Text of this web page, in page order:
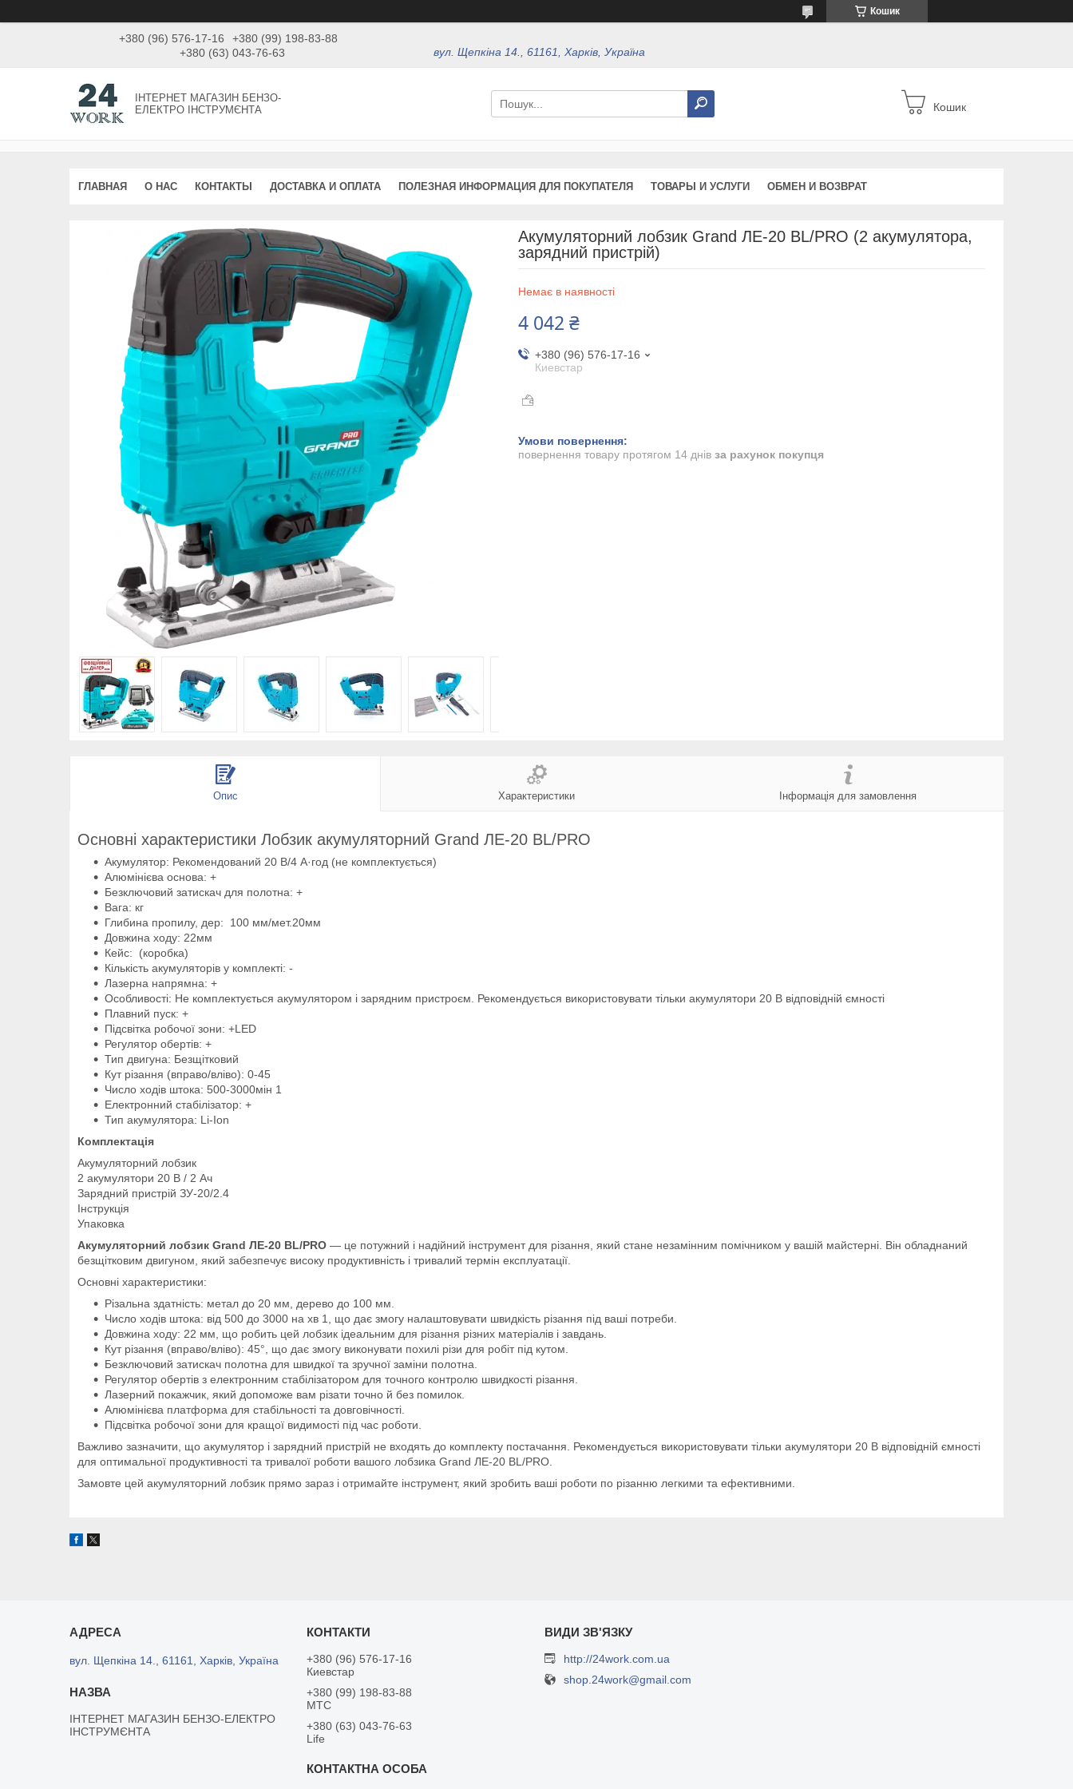
Кошик
+380 (96) 576-17-16
+380 (99) 198-83-88
+380 (63) 043-76-63
вул. Щепкіна 14., 61161, Харків, Україна
ІНТЕРНЕТ МАГАЗИН БЕНЗО-
ЕЛЕКТРО ІНСТРУМЄНТА
Кошик
ГЛАВНАЯ О НАС КОНТАКТЫ ДОСТАВКА И ОПЛАТА ПОЛЕЗНАЯ ИНФОРМАЦИЯ ДЛЯ ПОКУПАТЕЛЯ ТОВАРЫ И УСЛУГИ ОБМЕН И ВОЗВРАТ
Акумуляторний лобзик Grand ЛЕ-20 BL/PRO (2 акумулятора,
зарядний пристрій)
Немає в наявності
4 042 ₴
+380 (96) 576-17-16
Киевстар
повернення товару протягом 14 днів за рахунок покупця
Опис Характеристики Інформація для замовлення
Основні характеристики Лобзик акумуляторний Grand ЛЕ-20 BL/PRO
Акумулятор: Рекомендований 20 В/4 А·год (не комплектується)
Алюмінієва основа: +
Безключовий затискач для полотна: +
Вага: кг
Глибина пропилу, дер: 100 мм/мет.20мм
Довжина ходу: 22мм
Кейс: (коробка)
Кількість акумуляторів у комплекті: -
Лазерна напрямна: +
Особливості: Не комплектується акумулятором і зарядним пристроєм. Рекомендується використовувати тільки акумулятори 20 В відповідній ємності
Плавний пуск: +
Підсвітка робочої зони: +LED
Регулятор обертів: +
Тип двигуна: Безщітковий
Кут різання (вправо/вліво): 0-45
Число ходів штока: 500-3000мін 1
Електронний стабілізатор: +
Тип акумулятора: Li-Ion
Комплектація
Акумуляторний лобзик
2 акумулятори 20 В / 2 Ач
Зарядний пристрій ЗУ-20/2.4
Інструкція
Упаковка
Акумуляторний лобзик Grand ЛЕ-20 BL/PRO — це потужний і надійний інструмент для різання, який стане незамінним помічником у вашій майстерні. Він обладнаний
безщітковим двигуном, який забезпечує високу продуктивність і тривалий термін експлуатації.
Основні характеристики:
Різальна здатність: метал до 20 мм, дерево до 100 мм.
Число ходів штока: від 500 до 3000 на хв 1, що дає змогу налаштовувати швидкість різання під ваші потреби.
Довжина ходу: 22 мм, що робить цей лобзик ідеальним для різання різних матеріалів і завдань.
Кут різання (вправо/вліво): 45°, що дає змогу виконувати похилі різи для робіт під кутом.
Безключовий затискач полотна для швидкої та зручної заміни полотна.
Регулятор обертів з електронним стабілізатором для точного контролю швидкості різання.
Лазерний покажчик, який допоможе вам різати точно й без помилок.
Алюмінієва платформа для стабільності та довговічності.
Підсвітка робочої зони для кращої видимості під час роботи.
Важливо зазначити, що акумулятор і зарядний пристрій не входять до комплекту постачання. Рекомендується використовувати тільки акумулятори 20 В відповідній ємності
для оптимальної продуктивності та тривалої роботи вашого лобзика Grand ЛЕ-20 BL/PRO.
Замовте цей акумуляторний лобзик прямо зараз і отримайте інструмент, який зробить ваші роботи по різанню легкими та ефективними.
вул. Щепкіна 14., 61161, Харків, Україна
ІНТЕРНЕТ МАГАЗИН БЕНЗО-ЕЛЕКТРО
ІНСТРУМЄНТА
+380 (96) 576-17-16
Киевстар
+380 (99) 198-83-88
MTC
+380 (63) 043-76-63
Life
http://24work.com.ua
shop.24work@gmail.com